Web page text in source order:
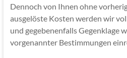
Dennoch von Ihnen ohne
ausgelöste Kosten werden wir
und gegebenenfalls Gegenklage
vorgenannter Bestimmungen